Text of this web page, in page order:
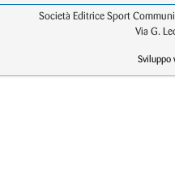
Società Editrice Sport
Via G.
Sviluppo